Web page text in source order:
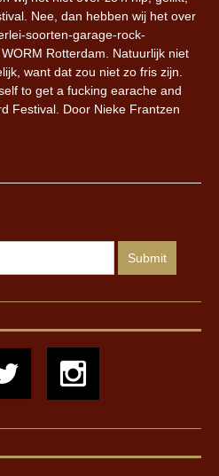
Nee, dan hebben wij het over
soorten-garage-rock-
Rotterdam. Natuurlijk niet
want dat zou niet zo fris zijn.
to get a fucking earache and
Festival. Door Nieke Frantzen